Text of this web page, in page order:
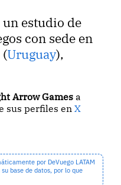
un estudio de
con sede en
(Uruguay),
Arrow Games a
sus perfiles enX
por DeVuego LATAM
base de datos, por lo que